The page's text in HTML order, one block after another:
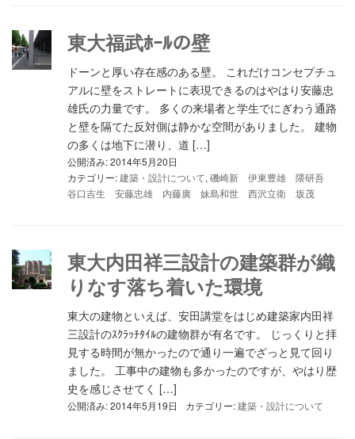
東大福武ﾎｰﾙの壁
ドーンと厚い存在感のある壁。 これだけコンセプチュ
アルに壁をストレートに表現できるのはやはり安藤忠
雄氏の力量です。 多くの来場者と学生でにぎわう通路
と壁を隔てた反対側は静かな空間がありました。 建物
の多くは地下に潜り、道 […]
公開済み: 2014年5月20日
カテゴリー:建築・設計について, 磯崎新 伊東豊雄 隈研吾
谷口吉生 安藤忠雄 内藤廣 妹島和世 西沢立衛 坂茂
東大内田祥三設計の建築群が織
りなす落ち着いた環境
東大の建物といえば、安田講堂をはじめ建築家内田祥
三設計のｽｸﾗｯﾁﾀｲﾙの建物群が有名です。 じっくりと拝
見する時間が無かったので通り一遍でざっと見て回り
ました。 工事中の建物も多かったのですが、やはり歴
史を感じさせてく […]
公開済み: 2014年5月19日 カテゴリー:建築・設計について